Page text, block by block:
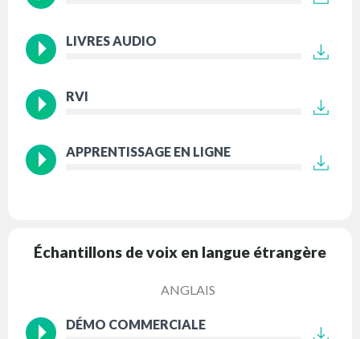
LIVRES AUDIO
RVI
APPRENTISSAGE EN LIGNE
Échantillons de voix en langue étrangère
ANGLAIS
DÉMO COMMERCIALE